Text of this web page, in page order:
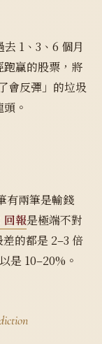
1、3、6 個月
贏的股票，將
會反彈」的垃圾
。
有兩筆是輸錢
回報是極端不對
的都是 2–3 倍
是 10–20%。